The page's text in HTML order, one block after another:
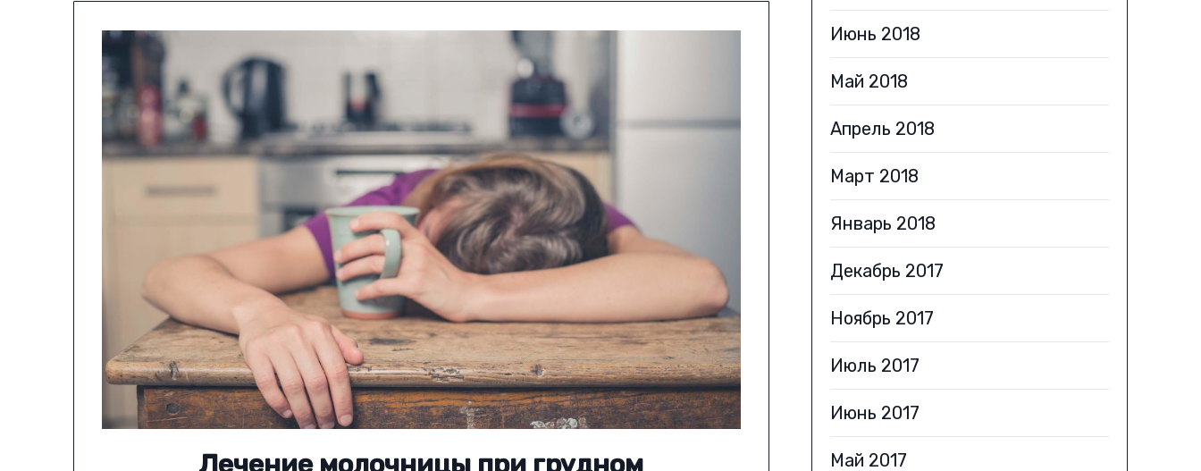
Лечение молочницы при грудном
Июнь 2018
Май 2018
Апрель 2018
Март 2018
Январь 2018
Декабрь 2017
Ноябрь 2017
Июль 2017
Июнь 2017
Май 2017